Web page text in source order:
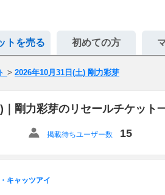
トを売る 初めての方
> 2026年10月31日(土) 剛力彩芽
剛力彩芽のリセールチケット
掲載待ちユーザー数 15
キャッツアイ